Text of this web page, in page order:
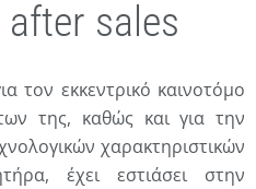
after sales
τον εκκεντρικό καινοτόμο
της, καθώς και για την
χαρακτηριστικών
έχει εστιάσει στην